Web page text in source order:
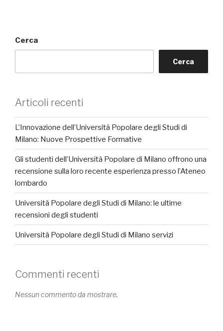
Cerca
Cerca
Articoli recenti
L’Innovazione dell’Università Popolare degli Studi di
Milano: Nuove Prospettive Formative
Gli studenti dell’Università Popolare di Milano offrono una
recensione sulla loro recente esperienza presso l’Ateneo
lombardo
Università Popolare degli Studi di Milano: le ultime
recensioni degli studenti
Università Popolare degli Studi di Milano servizi
Commenti recenti
Nessun commento da mostrare.